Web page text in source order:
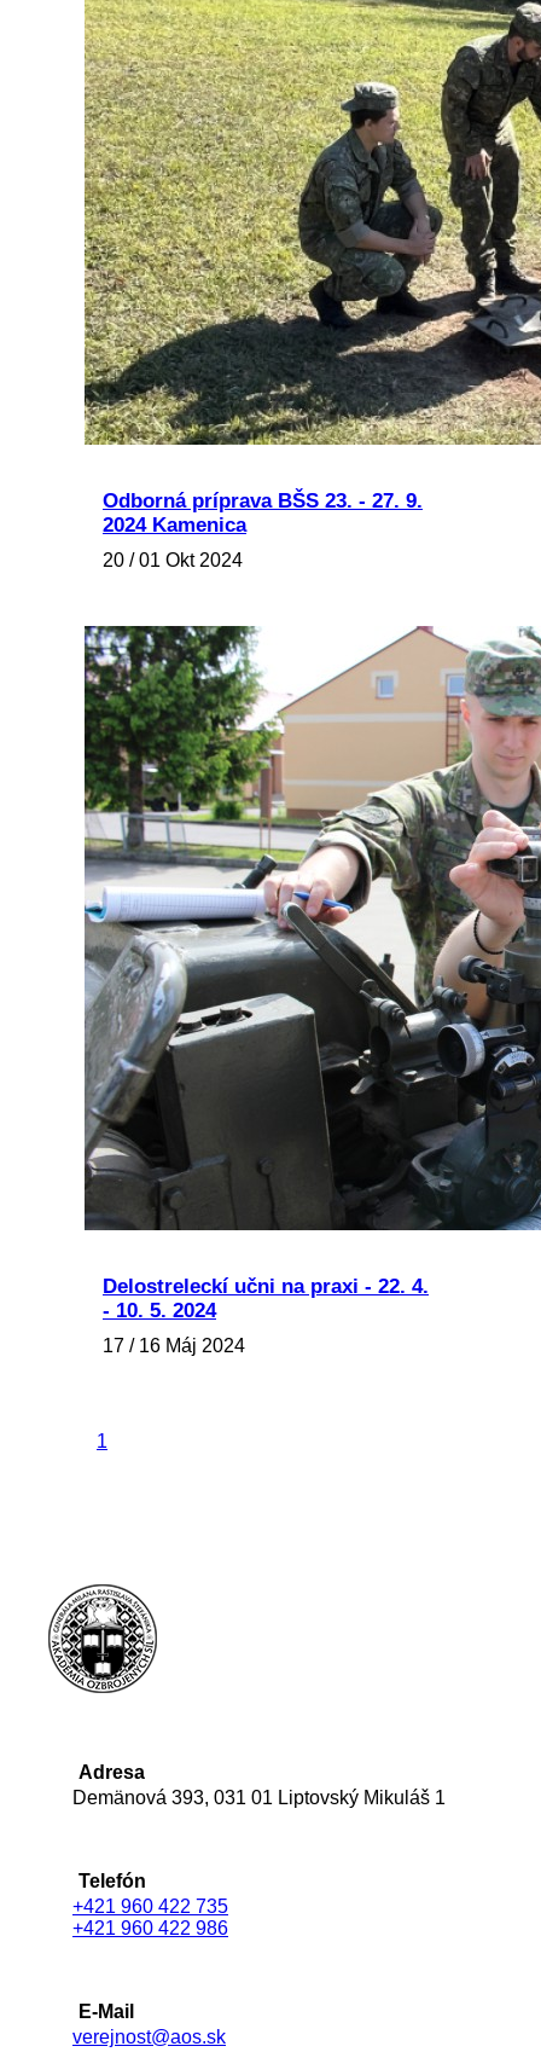
Odborná príprava BŠS 23. - 27. 9.
2024 Kamenica
20 / 01 Okt 2024
Delostreleckí učni na praxi - 22. 4.
- 10. 5. 2024
17 / 16 Máj 2024
1
Adresa
Demänová 393, 031 01 Liptovský Mikuláš 1
Telefón
+421 960 422 735
+421 960 422 986
E-Mail
verejnost@aos.sk